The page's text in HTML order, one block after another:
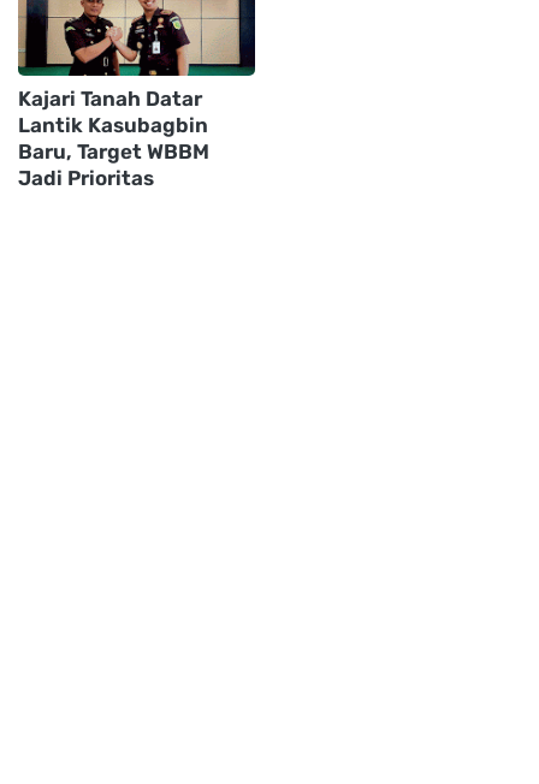
Kajari Tanah Datar
Lantik Kasubagbin
Baru, Target WBBM
Jadi Prioritas